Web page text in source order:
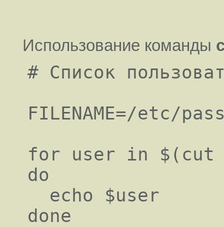
Использование команды
# Список
FILENAME=/etc/
for user in $(cut -
do
done